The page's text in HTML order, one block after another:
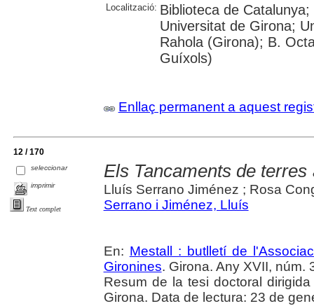
Localització: Biblioteca de
Universitat de Girona;
Rahola (Girona); B.
Guíxols)
Enllaç permanent a aquest
12 / 170
seleccionar
imprimir
Text complet
Els Tancaments de
Lluís Serrano Jiménez ; Rosa
Serrano i Jiménez, Lluís
En: Mestall : butlletí de
Gironines. Girona. Any XVII, núm.
Resum de la tesi doctoral
Girona. Data de lectura: 23 de